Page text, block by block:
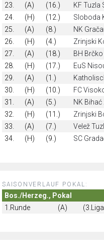
23.
(A) (16.) KF Tuzla
24.
(H) (12.) Sloboda
25.
(A) (8.) NK
26.
(H) (4.) Zrinjski
27.
(A) (18.) BH
28.
(H) (17.) EuS
29.
(A) (1.)
30.
(H) (10.) FC
31.
(A) (5.) NK
32.
(H) (11.) Zrinjski
33.
(A) (7.) Velež
34.
(H) (9.) SC
SAISONVERLAUF POKAL:
Bos./Herzeg., Pokal
1.Runde
(A)